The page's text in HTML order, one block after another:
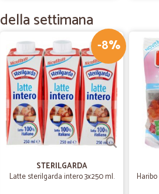
Ottimo servizio a domicilio tramite box
trova un pò di tutto di varie marche con
—Viola B.
Ottima esperienza d'acquisto
Ottima esperienza d'acquisto. I prezzi
efficiente. Ottima anche la possibilità di
settimana
-8%
STERILGARDA
Latte sterilgarda intero 3x250 ml.